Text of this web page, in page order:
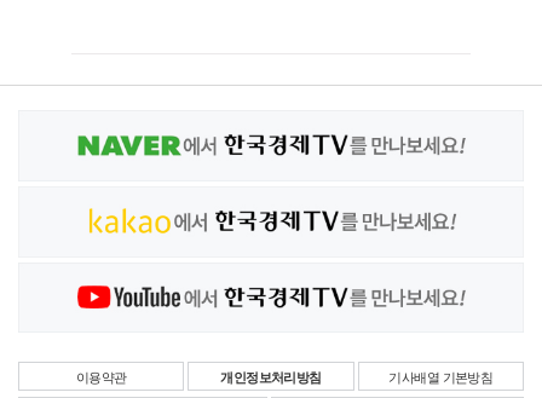
이용약관 개인정보처리방침 기사배열 기본방침